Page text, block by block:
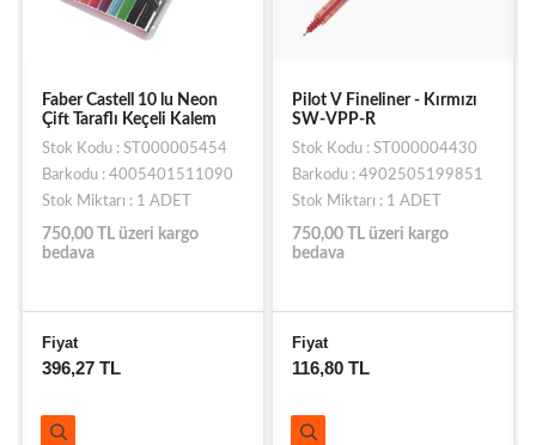
Faber Castell 10 lu Neon
Çift Taraflı Keçeli Kalem
Stok Kodu : ST000005454
Barkodu : 4005401511090
Stok Miktarı : 1 ADET
750,00 TL üzeri kargo
bedava
Fiyat
396,27 TL
Pilot V Fineliner - Kırmızı
SW-VPP-R
Stok Kodu : ST000004430
Barkodu : 4902505199851
Stok Miktarı : 1 ADET
750,00 TL üzeri kargo
bedava
Fiyat
116,80 TL